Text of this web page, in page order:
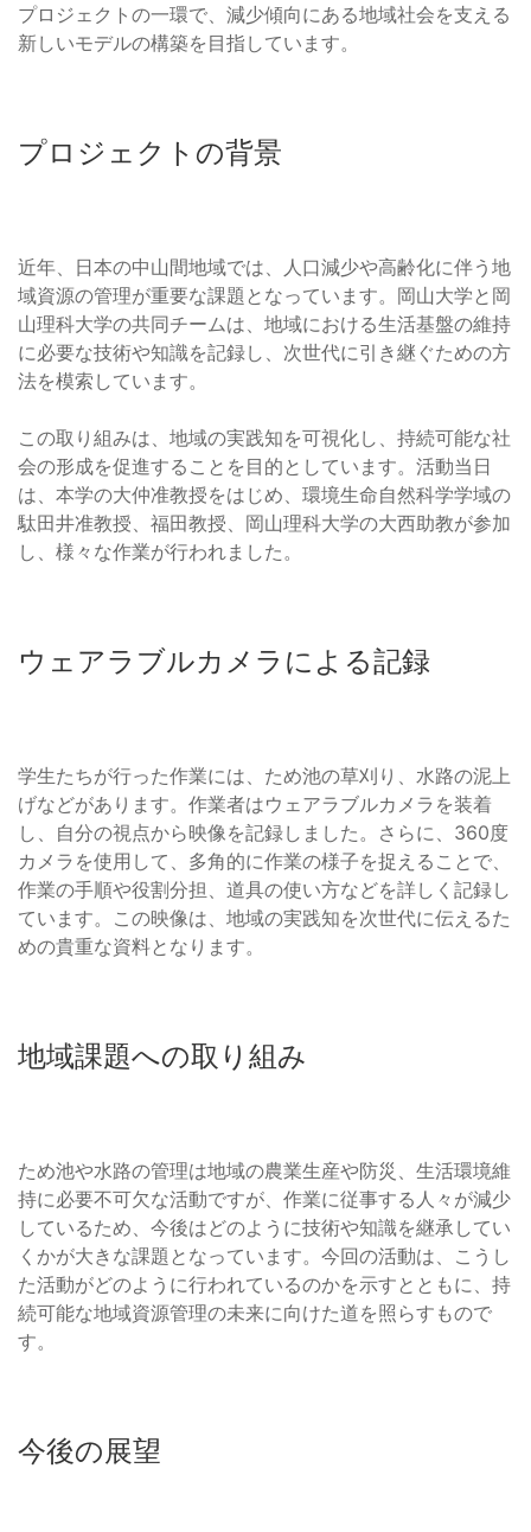
プロジェクトの一環で、減少傾向にある地域社会を支える
新しいモデルの構築を目指しています。
プロジェクトの背景
近年、日本の中山間地域では、人口減少や高齢化に伴う地
域資源の管理が重要な課題となっています。岡山大学と岡
山理科大学の共同チームは、地域における生活基盤の維持
に必要な技術や知識を記録し、次世代に引き継ぐための方
法を模索しています。
この取り組みは、地域の実践知を可視化し、持続可能な社
会の形成を促進することを目的としています。活動当日
は、本学の大仲准教授をはじめ、環境生命自然科学学域の
駄田井准教授、福田教授、岡山理科大学の大西助教が参加
し、様々な作業が行われました。
ウェアラブルカメラによる記録
学生たちが行った作業には、ため池の草刈り、水路の泥上
げなどがあります。作業者はウェアラブルカメラを装着
し、自分の視点から映像を記録しました。さらに、360度
カメラを使用して、多角的に作業の様子を捉えることで、
作業の手順や役割分担、道具の使い方などを詳しく記録し
ています。この映像は、地域の実践知を次世代に伝えるた
めの貴重な資料となります。
地域課題への取り組み
ため池や水路の管理は地域の農業生産や防災、生活環境維
持に必要不可欠な活動ですが、作業に従事する人々が減少
しているため、今後はどのように技術や知識を継承してい
くかが大きな課題となっています。今回の活動は、こうし
た活動がどのように行われているのかを示すとともに、持
続可能な地域資源管理の未来に向けた道を照らすもので
す。
今後の展望